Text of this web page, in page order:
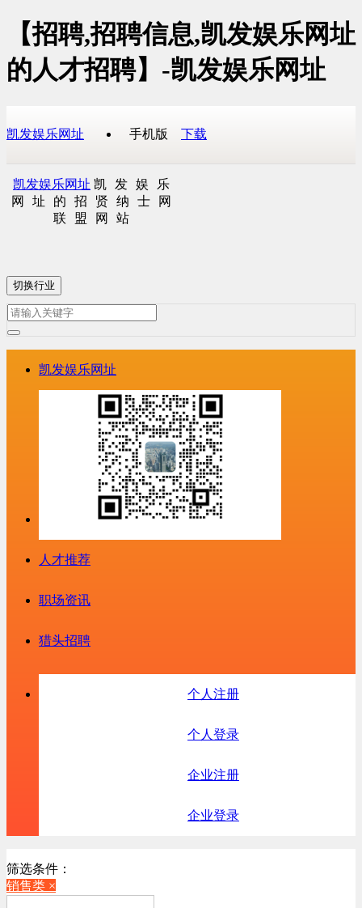
【招聘,招聘信息,凯发娱乐网址
的人才招聘】-凯发娱乐网址
凯发娱乐网址 手机版 下载
凯发娱乐网址 凯发娱乐
网址的招贤纳士网
联盟网站
切换行业
凯发娱乐网址
人才推荐
职场资讯
猎头招聘
个人注册
个人登录
企业注册
企业登录
筛选条件：
销售类 ×